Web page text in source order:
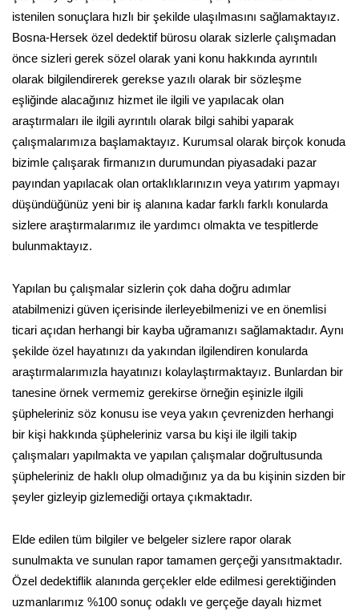
istenilen sonuçlara hızlı bir şekilde ulaşılmasını sağlamaktayız.
Bosna-Hersek özel dedektif bürosu olarak sizlerle çalışmadan
önce sizleri gerek sözel olarak yani konu hakkında ayrıntılı
olarak bilgilendirerek gerekse yazılı olarak bir sözleşme
eşliğinde alacağınız hizmet ile ilgili ve yapılacak olan
araştırmaları ile ilgili ayrıntılı olarak bilgi sahibi yaparak
çalışmalarımıza başlamaktayız. Kurumsal olarak birçok konuda
bizimle çalışarak firmanızın durumundan piyasadaki pazar
payından yapılacak olan ortaklıklarınızın veya yatırım yapmayı
düşündüğünüz yeni bir iş alanına kadar farklı farklı konularda
sizlere araştırmalarımız ile yardımcı olmakta ve tespitlerde
bulunmaktayız.
Yapılan bu çalışmalar sizlerin çok daha doğru adımlar
atabilmenizi güven içerisinde ilerleyebilmenizi ve en önemlisi
ticari açıdan herhangi bir kayba uğramanızı sağlamaktadır. Aynı
şekilde özel hayatınızı da yakından ilgilendiren konularda
araştırmalarımızla hayatınızı kolaylaştırmaktayız. Bunlardan bir
tanesine örnek vermemiz gerekirse örneğin eşinizle ilgili
şüpheleriniz söz konusu ise veya yakın çevrenizden herhangi
bir kişi hakkında şüpheleriniz varsa bu kişi ile ilgili takip
çalışmaları yapılmakta ve yapılan çalışmalar doğrultusunda
şüpheleriniz de haklı olup olmadığınız ya da bu kişinin sizden bir
şeyler gizleyip gizlemediği ortaya çıkmaktadır.
Elde edilen tüm bilgiler ve belgeler sizlere rapor olarak
sunulmakta ve sunulan rapor tamamen gerçeği yansıtmaktadır.
Özel dedektiflik alanında gerçekler elde edilmesi gerektiğinden
uzmanlarımız %100 sonuç odaklı ve gerçeğe dayalı hizmet